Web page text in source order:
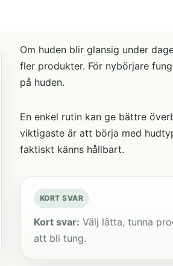
Om huden blir glansig under
fler produkter. För nybörjare
på huden.
En enkel rutin kan ge bättre
viktigaste är att börja med
faktiskt känns hållbart.
KORT SVAR
Kort svar: Välj lätta, tunna
att bli tung.